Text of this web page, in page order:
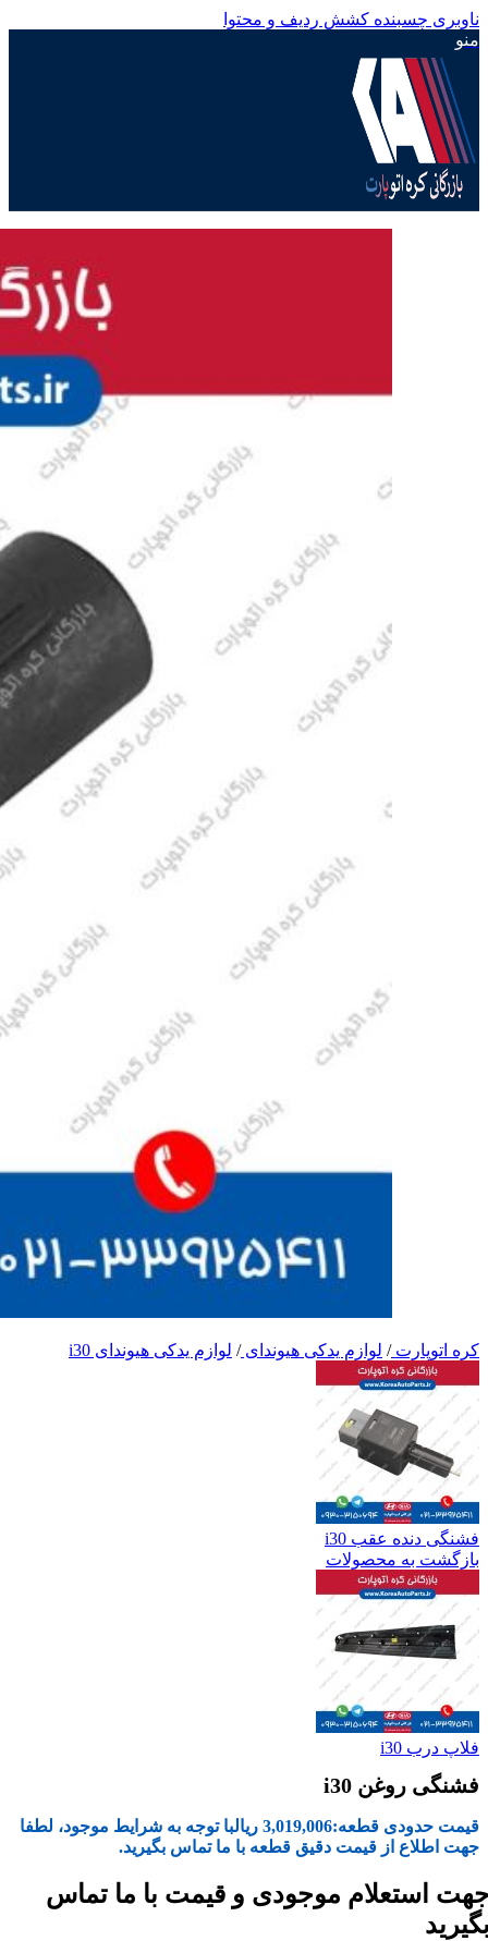
ناوبری چسبنده کشش ردیف و محتوا
منو
کره اتوپارت/ لوازم یدکی هیوندای/ لوازم یدکی هیوندای i30
فشنگی دنده عقب i30
بازگشت به محصولات
فلاپ درب i30
فشنگی روغن i30
قیمت حدودی قطعه:3,019,006 ریالبا توجه به شرایط موجود، لطفا
جهت اطلاع از قیمت دقیق قطعه با ما تماس بگیرید.
استعلام موجودی و قیمت با ما تماس